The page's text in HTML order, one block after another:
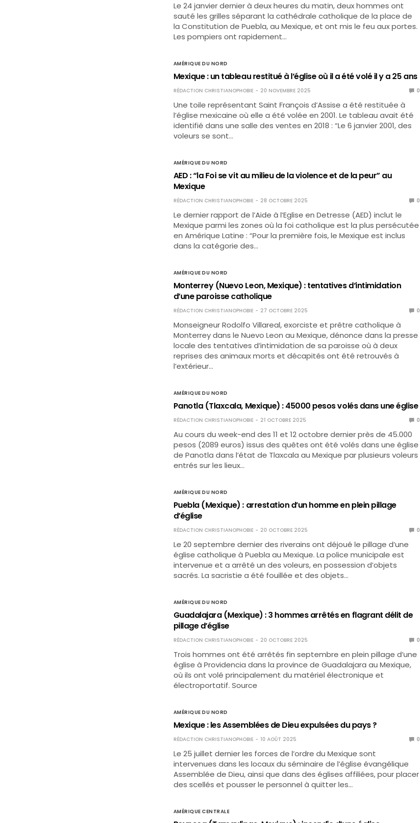
Le 24 janvier dernier à deux heures du matin, deux hommes ont
sauté les grilles séparant la cathédrale catholique de la place de
la Constitution de Puebla, au Mexique, et ont mis le feu aux portes.
Les pompiers ont rapidement…
AMÉRIQUE DU NORD
Mexique : un tableau restitué à l’église où il a été volé il y a 25 ans
RÉDACTION CHRISTIANOPHOBIE 20 NOVEMBRE 2025 0
Une toile représentant Saint François d’Assise a été restituée à
l’église mexicaine où elle a été volée en 2001. Le tableau avait été
identifié dans une salle des ventes en 2018 : “Le 6 janvier 2001, des
voleurs se sont…
AMÉRIQUE DU NORD
AED : “la Foi se vit au milieu de la violence et de la peur” au
Mexique
RÉDACTION CHRISTIANOPHOBIE 28 OCTOBRE 2025 0
Le dernier rapport de l’Aide à l’Eglise en Detresse (AED) inclut le
Mexique parmi les zones où la foi catholique est la plus persécutée
en Amérique Latine : “Pour la première fois, le Mexique est inclus
dans la catégorie des…
AMÉRIQUE DU NORD
Monterrey (Nuevo Leon, Mexique) : tentatives d’intimidation
d’une paroisse catholique
RÉDACTION CHRISTIANOPHOBIE 27 OCTOBRE 2025 0
Monseigneur Rodolfo Villareal, exorciste et prêtre catholique à
Monterrey dans le Nuevo Leon au Mexique, dénonce dans la presse
locale des tentatives d’intimidation de sa paroisse où à deux
reprises des animaux morts et décapités ont été retrouvés à
l’extérieur…
AMÉRIQUE DU NORD
Panotla (Tlaxcala, Mexique) : 45000 pesos volés dans une église
RÉDACTION CHRISTIANOPHOBIE 21 OCTOBRE 2025 0
Au cours du week-end des 11 et 12 octobre dernier près de 45.000
pesos (2089 euros) issus des quêtes ont été volés dans une église
de Panotla dans l’état de Tlaxcala au Mexique par plusieurs voleurs
entrés sur les lieux…
AMÉRIQUE DU NORD
Puebla (Mexique) : arrestation d’un homme en plein pillage
d’église
RÉDACTION CHRISTIANOPHOBIE 20 OCTOBRE 2025 0
Le 20 septembre dernier des riverains ont déjoué le pillage d’une
église catholique à Puebla au Mexique. La police municipale est
intervenue et a arrêté un des voleurs, en possession d’objets
sacrés. La sacristie a été fouillée et des objets…
AMÉRIQUE DU NORD
Guadalajara (Mexique) : 3 hommes arrêtés en flagrant délit de
pillage d’église
RÉDACTION CHRISTIANOPHOBIE 20 OCTOBRE 2025 0
Trois hommes ont été arrêtés fin septembre en plein pillage d’une
église à Providencia dans la province de Guadalajara au Mexique,
où ils ont volé principalement du matériel électronique et
électroportatif. Source
AMÉRIQUE DU NORD
Mexique : les Assemblées de Dieu expulsées du pays ?
RÉDACTION CHRISTIANOPHOBIE 10 AOÛT 2025 0
Le 25 juillet dernier les forces de l’ordre du Mexique sont
intervenues dans les locaux du séminaire de l’église évangélique
Assemblée de Dieu, ainsi que dans des églises affiliées, pour placer
des scellés et pousser le personnel à quitter les…
AMÉRIQUE CENTRALE